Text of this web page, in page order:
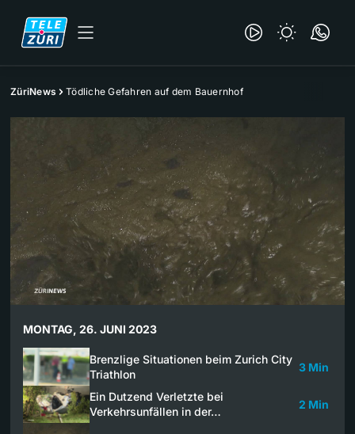
ZüriNews Tödliche Gefahren auf dem Bauernhof
MONTAG, 26. JUNI 2023
Brenzlige Situationen beim Zurich City
Triathlon
3 Min
Ein Dutzend Verletzte bei
Verkehrsunfällen in der…
2 Min